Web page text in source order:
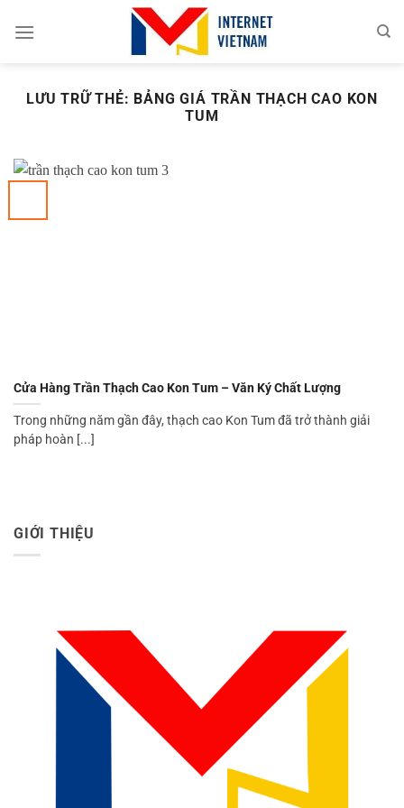
đến
LƯU TRỮ THẺ: BẢNG GIÁ TRẦN THẠCH CAO KON
TUM
Cửa Hàng Trần Thạch Cao Kon Tum – Văn Ký Chất Lượng
Trong những năm gần đây, thạch cao Kon Tum đã trở thành giải
pháp hoàn [...]
GIỚI THIỆU